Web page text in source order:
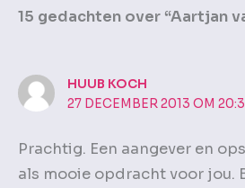
15 gedachten over “Aartjan
HUUB KOCH
27 DECEMBER 2013 OM
Prachtig. Een aangever en
als mooie opdracht voor jou.